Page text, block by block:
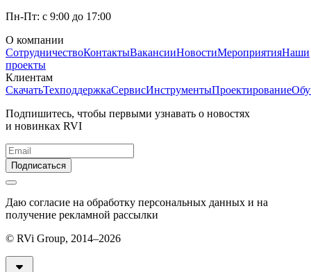
Пн-Пт: с 9:00 до 17:00
О компании
СотрудничествоКонтактыВакансииНовостиМероприятияНаши
проекты
Клиентам
СкачатьТехподдержкаСервисИнструментыПроектирование
Подпишитесь, чтобы первыми узнавать о новостях
и новинках RVI
Подписаться
Даю согласие на обработку персональных данных и на
получение рекламной рассылки
© RVi Group, 2014–2026